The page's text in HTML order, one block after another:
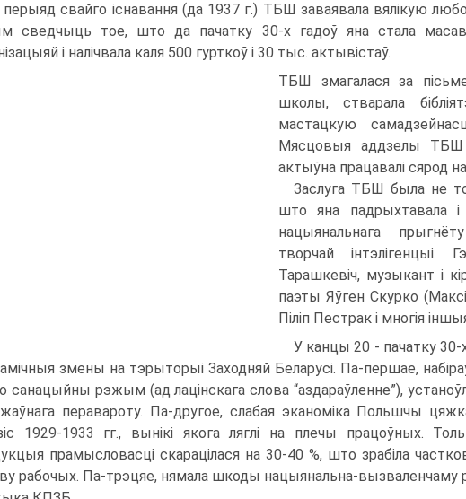
перыяд свайго існавання (да 1937 г.) ТБШ заваявала вялікую
сведчыць тое, што да пачатку 30-х гадоў яна стала
і налічвала каля 500 гурткоў і 30 тыс. актывістаў.
ТБШ змагалася за
школы, стварала
мастацкую
Мясцовыя аддзелы ТБШ
актыўна працавалі сярод
Заслуга ТБШ была не
што яна падрыхтавала
нацыянальнага
творчай інтэлігенцыі.
Тарашкевіч, музыкант і
паэты Яўген Скурко
Піліп Пестрак і многія
У канцы 20 - пачатку 30-
змены на тэрыторыі Заходняй Беларусі. Па-першае,
санацыйны рэжым (ад лацінскага слова “аздараўленне”),
перавароту. Па-другое, слабая эканоміка Польшчы
1929-1933 гг., вынікі якога ляглі на плечы працоўных.
прамысловасці скарацілася на 30-40 %, што зрабіла
рабочых. Па-трэцяе, нямала шкоды нацыянальна-вызваленчаму